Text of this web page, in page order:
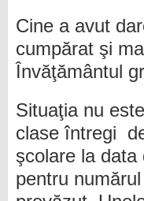
Cine a avut
cumpărat şi
Învăţământul
Situaţia nu
clase întregi
şcolare la
pentru